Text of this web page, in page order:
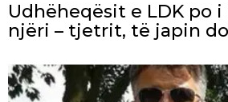
Udhëheqësit e LDK po
njëri – tjetrit, të japin